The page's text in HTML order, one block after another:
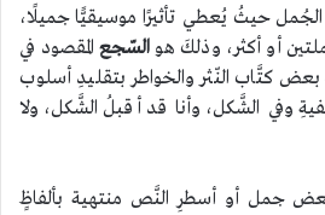
الجُمل حيثُ يُعطي تأثيرًا موسيقيًّا جميلًا،
أو أكثر، وذلكَ هو السّجعالمقصود في
بعض كتَّاب النّثر والخواطر بتقليدِ أسلوب
وفي الشَّكل، وأنا قد أقبلُ الشَّكل، ولا
بعض جمل أو أسطرِ النَّص منتهية بألفاظٍ